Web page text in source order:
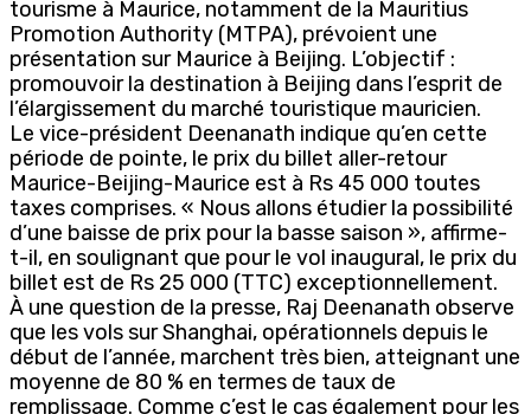
tourisme à Maurice, notamment de la Mauritius
Promotion Authority (MTPA), prévoient une
présentation sur Maurice à Beijing. L’objectif :
promouvoir la destination à Beijing dans l’esprit de
l’élargissement du marché touristique mauricien.
Le vice-président Deenanath indique qu’en cette
période de pointe, le prix du billet aller-retour
Maurice-Beijing-Maurice est à Rs 45 000 toutes
taxes comprises. « Nous allons étudier la possibilité
d’une baisse de prix pour la basse saison », affirme-
t-il, en soulignant que pour le vol inaugural, le prix du
billet est de Rs 25 000 (TTC) exceptionnellement.
À une question de la presse, Raj Deenanath observe
que les vols sur Shanghai, opérationnels depuis le
début de l’année, marchent très bien, atteignant une
moyenne de 80 % en termes de taux de
remplissage. Comme c’est le cas également pour les